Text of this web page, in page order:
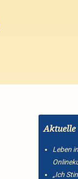
Aktuelle
Leben
„Ich